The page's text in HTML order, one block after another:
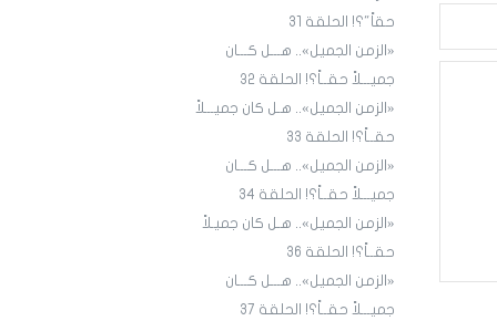
حقاً"؟! الحلقة 31
«الزمن الجميل».. هـــل كـــان
جميـــلاً حقــاً؟! الحلقة ٣٢
«الزمن الجميل».. هـل كان جميـــلاً
حقــاً؟! الحلقة 33
«الزمن الجميل».. هـــل كـــان
جميـــلاً حقــاً؟! الحلقة 34
«الزمن الجميل».. هـل كان جميـلاً
حقــاً؟! الحلقة 36
«الزمن الجميل».. هـــل كـــان
جميـــلاً حقــاً؟! الحلقة 3٧